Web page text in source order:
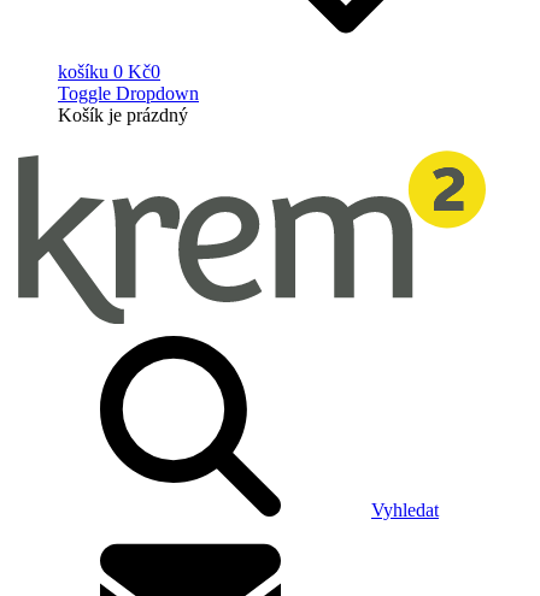
košíku 0 Kč0
Toggle Dropdown
Košík je prázdný
Vyhledat